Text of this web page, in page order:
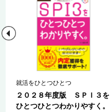
就活をひとつひとつ
２０２８年度版 ＳＰＩ３を
ひとつひとつわかりやすく。